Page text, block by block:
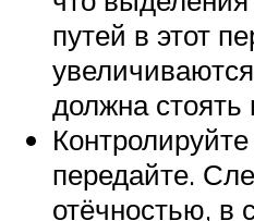
путей в этот
должна
передайте.
отёчностью, в